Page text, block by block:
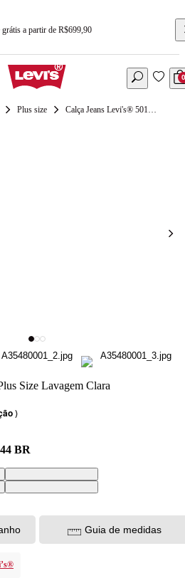
grátis a partir de R$699,90
0
Plus size Calça Jeans Levi's® 501 Plus Size Lavagem Clara
Size Lavagem Clara
)
BR
20XM USA | 48 BR
22XM USA | 50 BR
Guia de medidas